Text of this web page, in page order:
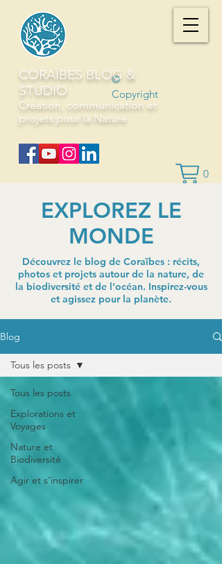
©
Copyright
0
CORAÏBES BLOG &
STUDIO
Création, communication et
projets pour la Nature
EXPLOREZ LE
MONDE
Découvrez le blog de Coraïbes : récits,
photos et projets autour de la nature, de
la biodiversité et de l’océan. Inspirez-vous
et agissez pour la planète.
Blog
Tous les posts
Explorations et
Voyages
Nature et
Biodiversité
Agir et s'inspirer
Tous les posts